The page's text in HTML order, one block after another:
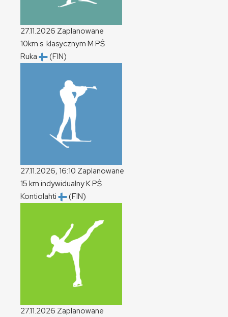
27.11.2026 Zaplanowane
10km s. klasycznym M PŚ
Ruka
(FIN)
27.11.2026, 16:10 Zaplanowane
15 km indywidualnyKPŚ
Kontiolahti
(FIN)
27.11.2026 Zaplanowane